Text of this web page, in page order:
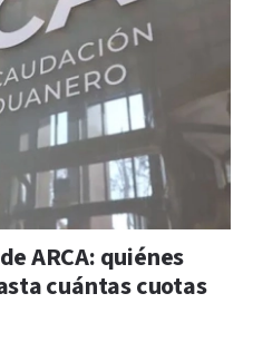
ARCA: quiénes
cuántas cuotas